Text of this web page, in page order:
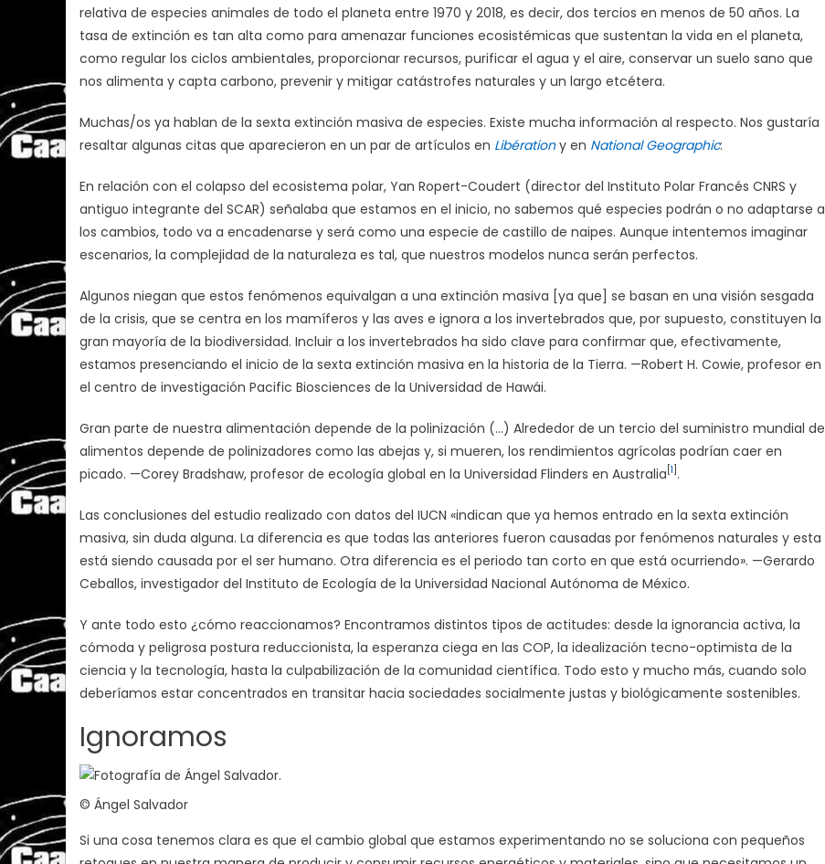
relativa de especies animales de todo el planeta entre 1970 y 2018, es decir, dos tercios en menos de 50 años. La
tasa de extinción es tan alta como para amenazar funciones ecosistémicas que sustentan la vida en el planeta,
como regular los ciclos ambientales, proporcionar recursos, purificar el agua y el aire, conservar un suelo sano que
nos alimenta y capta carbono, prevenir y mitigar catástrofes naturales y un largo etcétera.
Muchas/os ya hablan de la sexta extinción masiva de especies. Existe mucha información al respecto. Nos gustaría
resaltar algunas citas que aparecieron en un par de artículos en Libérationy en National Geographic:
En relación con el colapso del ecosistema polar, Yan Ropert-Coudert (director del Instituto Polar Francés CNRS y
antiguo integrante del SCAR) señalaba que estamos en el inicio, no sabemos qué especies podrán o no adaptarse a
los cambios, todo va a encadenarse y será como una especie de castillo de naipes. Aunque intentemos imaginar
escenarios, la complejidad de la naturaleza es tal, que nuestros modelos nunca serán perfectos.
Algunos niegan que estos fenómenos equivalgan a una extinción masiva [ya que] se basan en una visión sesgada
de la crisis, que se centra en los mamíferos y las aves e ignora a los invertebrados que, por supuesto, constituyen la
gran mayoría de la biodiversidad. Incluir a los invertebrados ha sido clave para confirmar que, efectivamente,
estamos presenciando el inicio de la sexta extinción masiva en la historia de la Tierra. —Robert H. Cowie, profesor en
el centro de investigación Pacific Biosciences de la Universidad de Hawái.
Gran parte de nuestra alimentación depende de la polinización (…) Alrededor de un tercio del suministro mundial de
alimentos depende de polinizadores como las abejas y, si mueren, los rendimientos agrícolas podrían caer en
picado. —Corey Bradshaw, profesor de ecología global en la Universidad Flinders en Australia 1 .
Las conclusiones del estudio realizado con datos del IUCN «indican que ya hemos entrado en la sexta extinción
masiva, sin duda alguna. La diferencia es que todas las anteriores fueron causadas por fenómenos naturales y esta
está siendo causada por el ser humano. Otra diferencia es el periodo tan corto en que está ocurriendo». —Gerardo
Ceballos, investigador del Instituto de Ecología de la Universidad Nacional Autónoma de México.
Y ante todo esto ¿cómo reaccionamos? Encontramos distintos tipos de actitudes: desde la ignorancia activa, la
cómoda y peligrosa postura reduccionista, la esperanza ciega en las COP, la idealización tecno-optimista de la
ciencia y la tecnología, hasta la culpabilización de la comunidad científica. Todo esto y mucho más, cuando solo
deberíamos estar concentrados en transitar hacia sociedades socialmente justas y biológicamente sostenibles.
Ignoramos
© Ángel Salvador
Si una cosa tenemos clara es que el cambio global que estamos experimentando no se soluciona con pequeños